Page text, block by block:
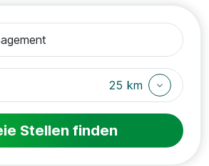
25 km
Stellen finden